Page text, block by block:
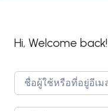
Hi, Welcome back!